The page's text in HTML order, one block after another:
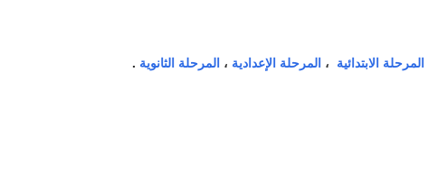
المرحلة الابتدائية ، المرحلة الإعدادية ، المرحلة الثانوية .